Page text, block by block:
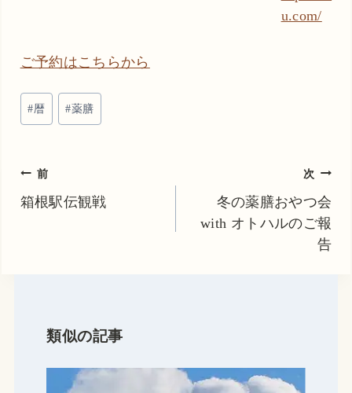
u.com/
ご予約はこちらから
投
稿
#暦 #薬膳
投
稿
前
箱根駅伝観戦
次
冬の薬膳おやつ会
with オトハルのご報
告
類似の記事